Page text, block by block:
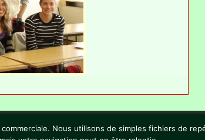
Sommaire Contacter
Nous utilisons de simples fichiers de